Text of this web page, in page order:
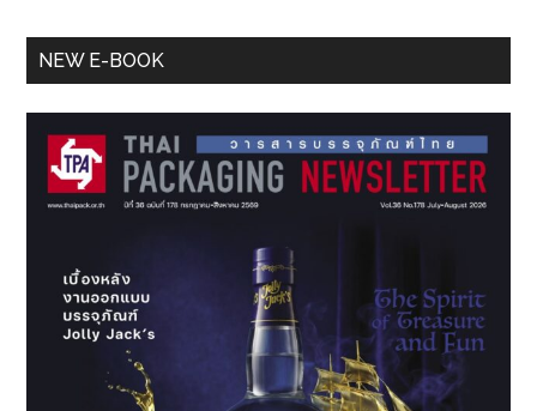
มอบ
รางวัล
Design
Sparking
Innovation
Primary
NEW E-BOOK